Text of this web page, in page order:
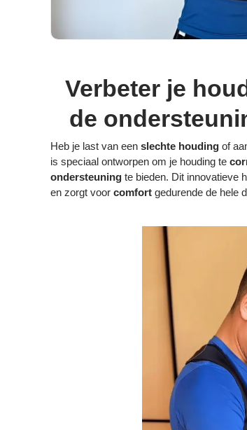
Verbeter je
de
Heb je last van een slechte houding of
is speciaal ontworpen om je houding te
ondersteuning te bieden. Dit innovatieve
en zorgt voor comfort gedurende de hele